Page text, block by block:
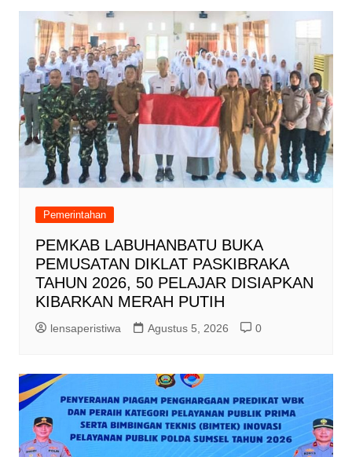
Pemerintahan
PEMKAB LABUHANBATU BUKA
PEMUSATAN DIKLAT PASKIBRAKA
TAHUN 2026, 50 PELAJAR DISIAPKAN
KIBARKAN MERAH PUTIH
lensaperistiwa Agustus 5, 2026 0